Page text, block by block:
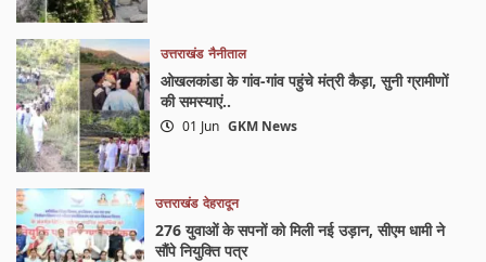
उत्तराखंड नैनीताल
ओखलकांडा के गांव-गांव पहुंचे मंत्री कैड़ा, सुनी ग्रामीणों
की समस्याएं..
01 Jun GKM News
उत्तराखंड देहरादून
276 युवाओं के सपनों को मिली नई उड़ान, सीएम धामी ने
सौंपे नियुक्ति पत्र